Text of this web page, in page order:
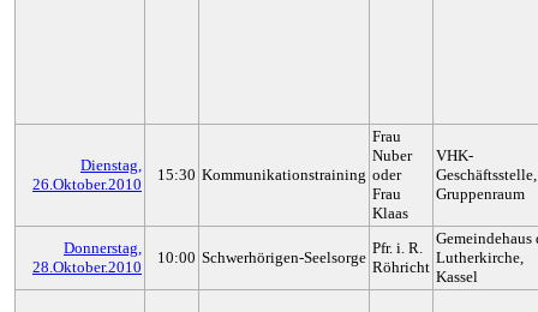
Dienstag,
26.Oktober.2010
15:30 Kommunikationstraining
Frau
Nuber
oder
Frau
Klaas
VHK-
Geschäftsstelle,
Gruppenraum
Donnerstag,
28.Oktober.2010
10:00 Schwerhörigen-Seelsorge
Pfr. i. R.
Röhricht
Gemeindehaus
Lutherkirche,
Kassel